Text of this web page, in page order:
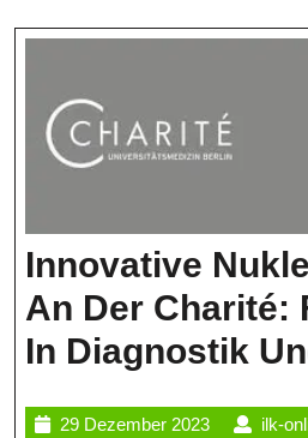
Innovative
An Der Charité:
In Diagnostik
29 Dezember 202329
ilk-